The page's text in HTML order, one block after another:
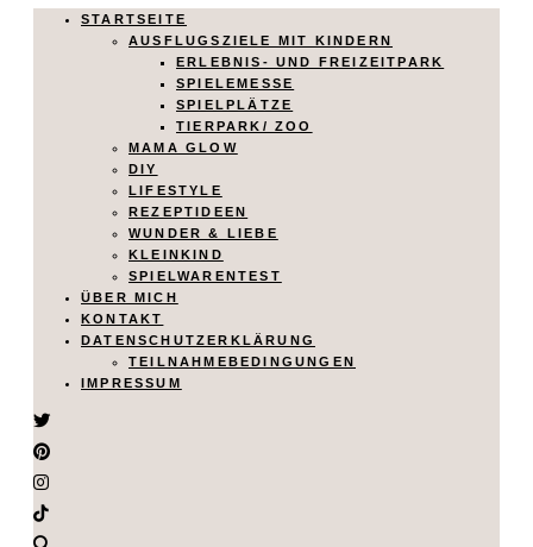
STARTSEITE
AUSFLUGSZIELE MIT KINDERN
ERLEBNIS- UND FREIZEITPARK
SPIELEMESSE
SPIELPLÄTZE
TIERPARK/ ZOO
MAMA GLOW
DIY
LIFESTYLE
REZEPTIDEEN
WUNDER & LIEBE
KLEINKIND
SPIELWARENTEST
ÜBER MICH
KONTAKT
DATENSCHUTZERKLÄRUNG
TEILNAHMEBEDINGUNGEN
IMPRESSUM